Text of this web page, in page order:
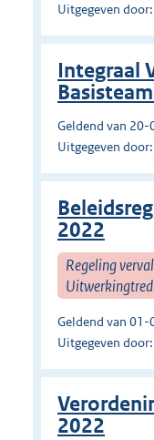
Uitgegeven
Integraal
Geldend van
Uitgegeven
2022
Regeling
Geldend van
Uitgegeven
2022